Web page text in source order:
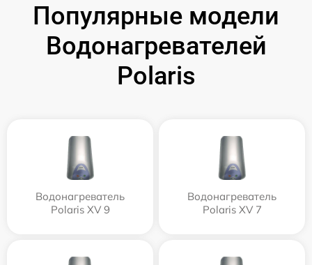
Популярные модели
Водонагревателей
Polaris
Водонагреватель
Polaris XV 9
Водонагреватель
Polaris XV 7